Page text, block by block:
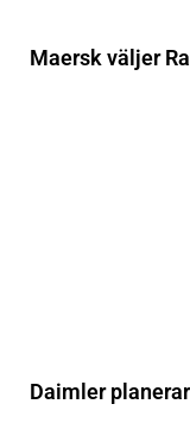
Maersk väljer
Daimler